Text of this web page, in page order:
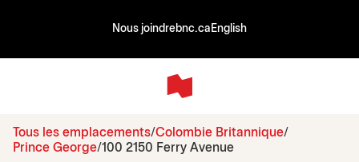
Nous joindrebnc.ca English
Tous les emplacements Colombie Britannique
Prince George 100 2150 Ferry Avenue